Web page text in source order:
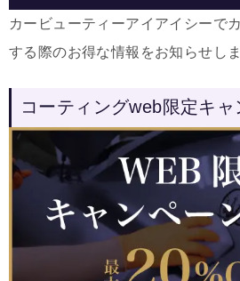
カービューティーアイアイシーで
する際のお得な情報をお知らせしま
コーティングweb限定キャ